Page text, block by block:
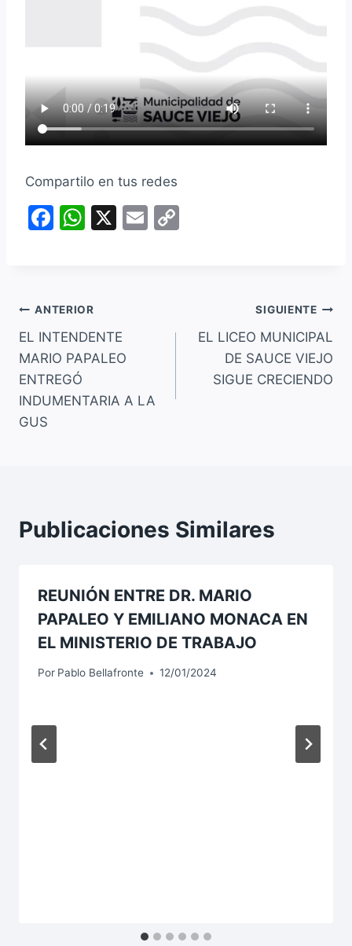
Compartilo en tus redes
F
b
o
o
k
W
A
p
p
X
E
Navegación
de
entradas
ANTERIOR
EL INTENDENTE
MARIO PAPALEO
ENTREGÓ
INDUMENTARIA A LA
GUS
SIGUIENTE
EL LICEO MUNICIPAL
DE SAUCE VIEJO
SIGUE CRECIENDO
Publicaciones Similares
REUNIÓN ENTRE DR. MARIO
PAPALEO Y EMILIANO MONACA EN
EL MINISTERIO DE TRABAJO
Por Pablo Bellafronte 12/01/2024